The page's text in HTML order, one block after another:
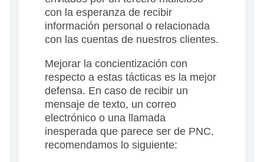
con la esperanza de recibir
información personal o relacionada
con las cuentas de nuestros clientes.
Mejorar la concientización con
respecto a estas tácticas es la mejor
defensa. En caso de recibir un
mensaje de texto, un correo
electrónico o una llamada
inesperada que parece ser de PNC,
recomendamos lo siguiente: